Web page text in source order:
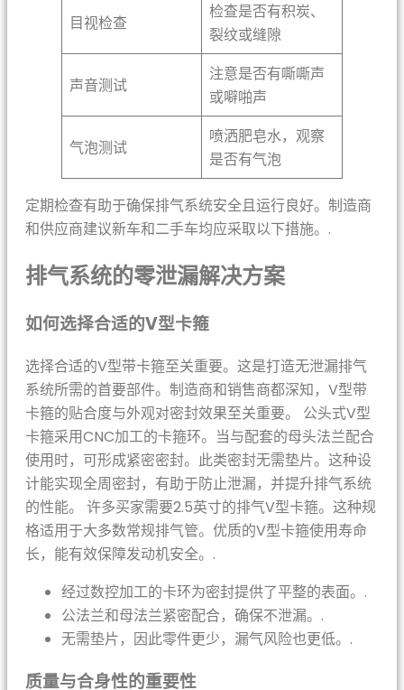
目视检查
检查是否有积炭、
裂纹或缝隙
声音测试
注意是否有嘶嘶声
或噼啪声
气泡测试
喷洒肥皂水，观察
是否有气泡
定期检查有助于确保排气系统安全且运行良好。制造商
和供应商建议新车和二手车均应采取以下措施。.
排气系统的零泄漏解决方案
如何选择合适的V型卡箍
选择合适的V型带卡箍至关重要。这是打造无泄漏排气
系统所需的首要部件。制造商和销售商都深知，V型带
卡箍的贴合度与外观对密封效果至关重要。 公头式V型
卡箍采用CNC加工的卡箍环。当与配套的母头法兰配合
使用时，可形成紧密密封。此类密封无需垫片。这种设
计能实现全周密封，有助于防止泄漏，并提升排气系统
的性能。 许多买家需要2.5英寸的排气V型卡箍。这种规
格适用于大多数常规排气管。优质的V型卡箍使用寿命
长，能有效保障发动机安全。.
经过数控加工的卡环为密封提供了平整的表面。.
公法兰和母法兰紧密配合，确保不泄漏。.
无需垫片，因此零件更少，漏气风险也更低。.
质量与合身性的重要性